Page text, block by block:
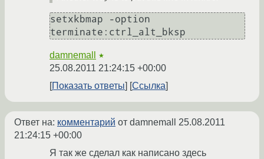
setxkbmap -option
terminate:ctrl_alt_bksp
damnemall ★
25.08.2011 21:24:15 +00:00
Показать ответы
Ссылка
Ответ на: комментарий от damnemall 25.08.2011
21:24:15 +00:00
Я так же сделал как написано здесь